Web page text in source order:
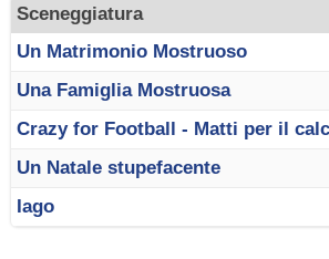
Sceneggiatura
Un Matrimonio Mostruoso
Una Famiglia Mostruosa
Crazy for Football - Matti per il
Un Natale stupefacente
Iago